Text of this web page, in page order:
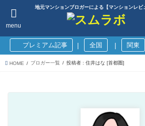
地元マンションブロガーによる【マンションレビ
menu
プレミアム記事 全国 関東
HOME ブロガー一覧 投稿者 : 住井はな [首都圏]